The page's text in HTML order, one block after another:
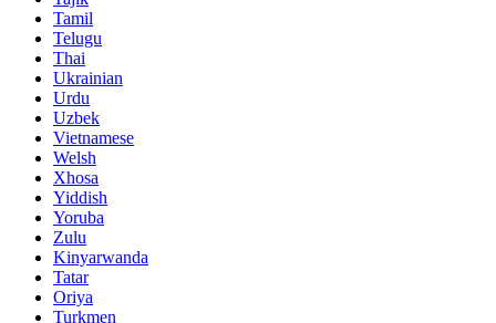
Tamil
Telugu
Thai
Ukrainian
Urdu
Uzbek
Vietnamese
Welsh
Xhosa
Yiddish
Yoruba
Zulu
Kinyarwanda
Tatar
Oriya
Turkmen